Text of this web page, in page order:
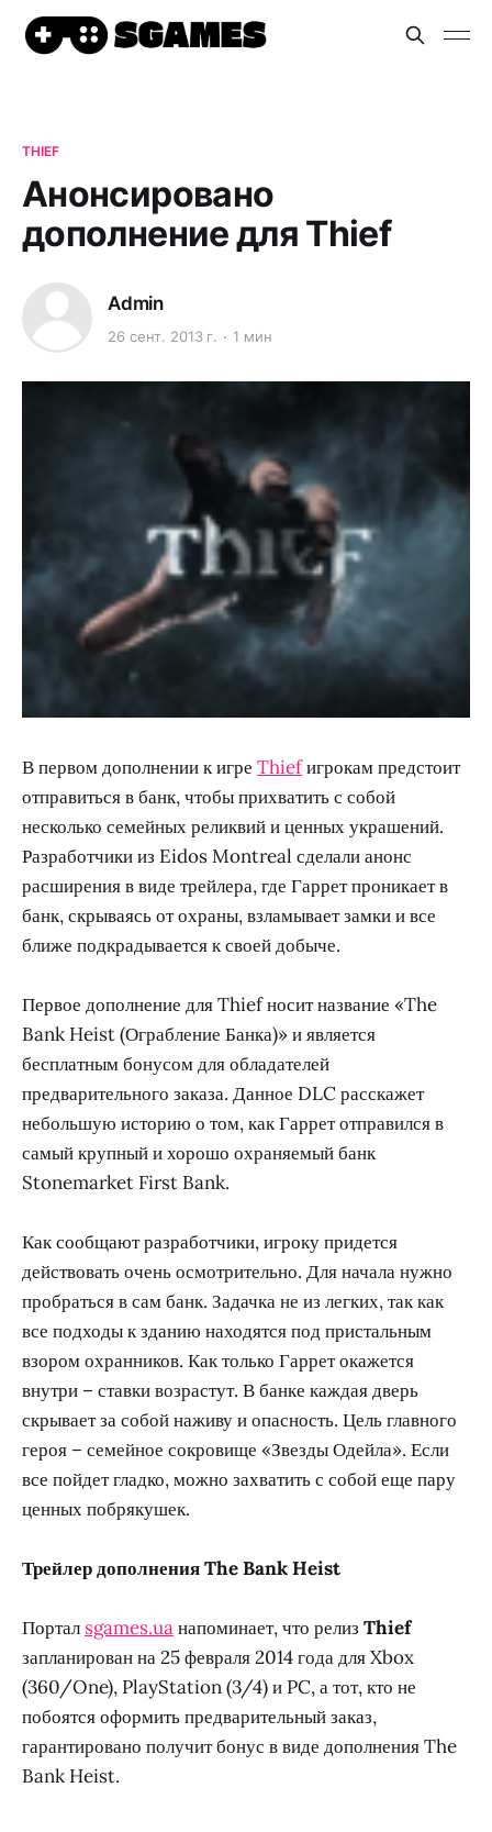
THIEF
Анонсировано
дополнение для Thief
Admin
26 сент. 2013 г. 1 мин
В первом дополнении к игре Thiefигрокам предстоит
отправиться в банк, чтобы прихватить с собой
несколько семейных реликвий и ценных украшений.
Разработчики из Eidos Montreal сделали анонс
расширения в виде трейлера, где Гаррет проникает в
банк, скрываясь от охраны, взламывает замки и все
ближе подкрадывается к своей добыче.
Первое дополнение для Thief носит название «The
Bank Heist (Ограбление Банка)» и является
бесплатным бонусом для обладателей
предварительного заказа. Данное DLC расскажет
небольшую историю о том, как Гаррет отправился в
самый крупный и хорошо охраняемый банк
Stonemarket First Bank.
Как сообщают разработчики, игроку придется
действовать очень осмотрительно. Для начала нужно
пробраться в сам банк. Задачка не из легких, так как
все подходы к зданию находятся под пристальным
взором охранников. Как только Гаррет окажется
внутри – ставки возрастут. В банке каждая дверь
скрывает за собой наживу и опасность. Цель главного
героя – семейное сокровище «Звезды Одейла». Если
все пойдет гладко, можно захватить с собой еще пару
ценных побрякушек.
Трейлер дополнения The Bank Heist
Портал sgames.uaнапоминает, что релиз Thief
запланирован на 25 февраля 2014 года для Xbox
(360/One), PlayStation (3/4) и PC, а тот, кто не
побоятся оформить предварительный заказ,
гарантировано получит бонус в виде дополнения The
Bank Heist.